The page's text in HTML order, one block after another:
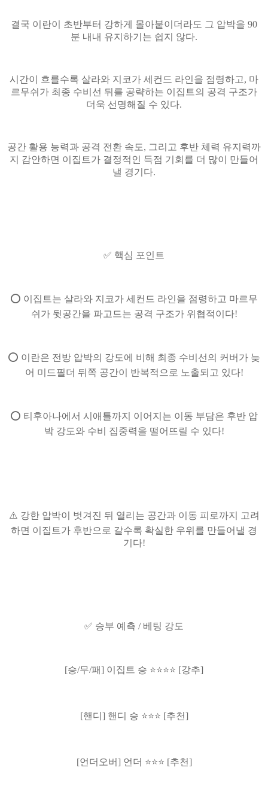
결국 이란이 초반부터 강하게 몰아붙이더라도 그 압박을 90
분 내내 유지하기는 쉽지 않다.
시간이 흐를수록 살라와 지코가 세컨드 라인을 점령하고, 마
르무쉬가 최종 수비선 뒤를 공략하는 이집트의 공격 구조가
더욱 선명해질 수 있다.
공간 활용 능력과 공격 전환 속도, 그리고 후반 체력 유지력까
지 감안하면 이집트가 결정적인 득점 기회를 더 많이 만들어
낼 경기다.
✅ 핵심 포인트
⭕ 이집트는 살라와 지코가 세컨드 라인을 점령하고 마르무
쉬가 뒷공간을 파고드는 공격 구조가 위협적이다!
⭕ 이란은 전방 압박의 강도에 비해 최종 수비선의 커버가 늦
어 미드필더 뒤쪽 공간이 반복적으로 노출되고 있다!
⭕ 티후아나에서 시애틀까지 이어지는 이동 부담은 후반 압
박 강도와 수비 집중력을 떨어뜨릴 수 있다!
⚠️ 강한 압박이 벗겨진 뒤 열리는 공간과 이동 피로까지 고려
하면 이집트가 후반으로 갈수록 확실한 우위를 만들어낼 경
기다!
✅ 승부 예측 / 베팅 강도
[승/무/패] 이집트 승 ⭐⭐⭐⭐ [강추]
[핸디] 핸디 승 ⭐⭐⭐ [추천]
[언더오버] 언더 ⭐⭐⭐ [추천]